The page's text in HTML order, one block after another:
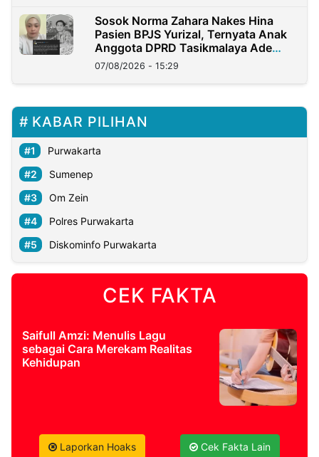
Sosok Norma Zahara Nakes Hina
Pasien BPJS Yurizal, Ternyata Anak
Anggota DPRD Tasikmalaya Ade
Lukman
07/08/2026 - 15:29
KABAR PILIHAN
Purwakarta
Sumenep
Om Zein
Polres Purwakarta
Diskominfo Purwakarta
CEK FAKTA
Saifull Amzi: Menulis Lagu
sebagai Cara Merekam Realitas
Kehidupan
Laporkan Hoaks Cek Fakta Lain